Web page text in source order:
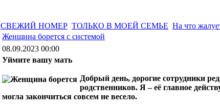
СВЕЖИЙ НОМЕР ТОЛЬКО В МОЕЙ СЕМЬЕ На что
Женщина борется с системой
08.09.2023 00:00
Уймите вашу мать
Добрый день, дорогие сотрудники
родственников. Я – её главное
могла закончиться совсем не весело.